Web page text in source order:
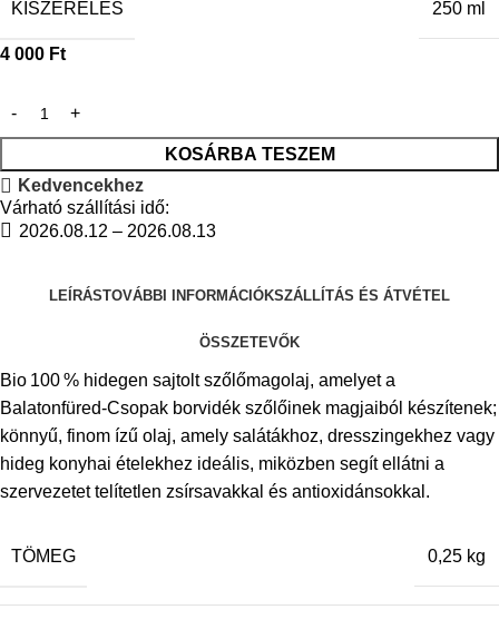
KISZERELÉS 250 ml
4 000 Ft
KOSÁRBA TESZEM
Kedvencekhez
Várható szállítási idő:
2026.08.12 – 2026.08.13
LEÍRÁSTOVÁBBI INFORMÁCIÓKSZÁLLÍTÁS ÉS ÁTVÉTEL
ÖSSZETEVŐK
Bio 100 % hidegen sajtolt szőlőmagolaj, amelyet a
Balatonfüred‑Csopak borvidék szőlőinek magjaiból készítenek;
könnyű, finom ízű olaj, amely salátákhoz, dresszingekhez vagy
hideg konyhai ételekhez ideális, miközben segít ellátni a
szervezetet telítetlen zsírsavakkal és antioxidánsokkal.
TÖMEG 0,25 kg